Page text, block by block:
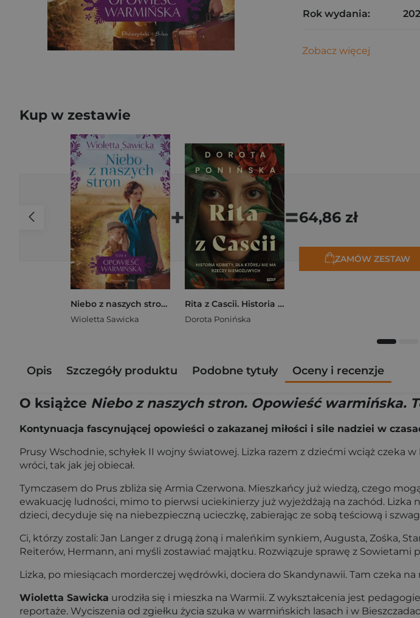
Rok wydania:
Zobacz więcej
Kup w zestawie
Niebo z naszych stron. Opowieść warmińska. Tom 4
Wioletta Sawicka
+
Rita z Cascii. Historia kobiety, dla której nie ma rzeczy niemożliwych
Dorota Ponińska
=64,86 zł
ZAMÓW ZESTAW
Opis Szczegóły produktu Podobne tytuły Oceny i recenzje
O książce Niebo z naszych stron. Opowieść warmińska.
Kontynuacja fascynującej opowieści o zakazanej miłości i sile nadziei w
Prusy Wschodnie, schyłek II wojny światowej. Lizka razem z dziećmi wciąż czeka
wróci, tak jak jej obiecał.
Tymczasem do Prus zbliża się Armia Czerwona. Mieszkańcy już wiedzą, czego
ewakuację ludności, mimo to pierwsi uciekinierzy już wyjeżdżają na zachód.
dzieci, decyduje się na niebezpieczną ucieczkę, zabierając ze sobą teściową i
Ci, którzy zostali: Jan Langer z drugą żoną i maleńkim synkiem, Augusta, Zośka,
Reiterów, Hermann, ani myśli zostawiać majątku. Rozwiązuje sprawę z Sowietami
Lizka, po miesiącach morderczej wędrówki, dociera do Skandynawii. Tam czeka na
Wioletta Sawicka urodziła się i mieszka na Warmii. Z wykształcenia jest
reportaże. Wyciszenia od zgiełku życia szuka w warmińskich lasach i w